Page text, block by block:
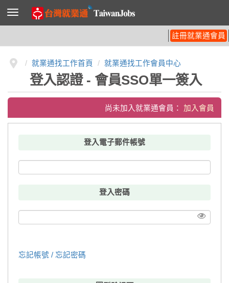
導
列
註冊就業通會員
就業通找工作首頁 就業通找工作會員中心
登入認證 - 會員SSO單一簽入
尚未加入就業通會員： 加入會員
登入電子郵件帳號
登入密碼
忘記帳號 / 忘記密碼